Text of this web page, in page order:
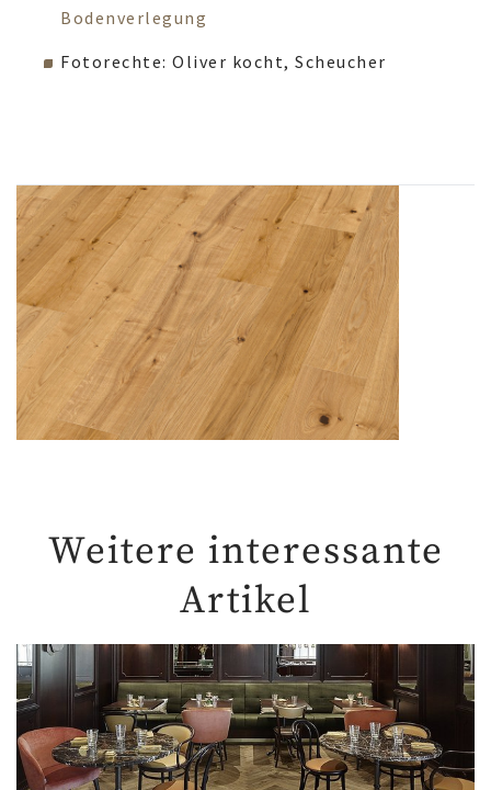
Bodenverlegung
Fotorechte: Oliver kocht, Scheucher
Weitere interessante
Artikel